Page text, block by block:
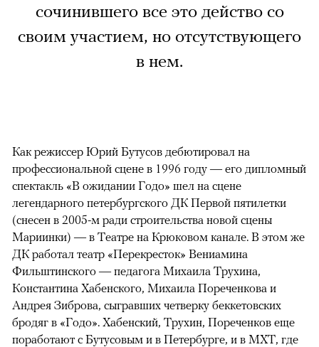
сочинившего все это действо со
своим участием, но отсутствующего
в нем.
Как режиссер Юрий Бутусов дебютировал на
профессиональной сцене в 1996 году — его дипломный
спектакль «В ожидании Годо» шел на сцене
легендарного петербургского ДК Первой пятилетки
(снесен в 2005-м ради строительства новой сцены
Мариинки) — в Театре на Крюковом канале. В этом же
ДК работал театр «Перекресток» Вениамина
Фильштинского — педагога Михаила Трухина,
Константина Хабенского, Михаила Пореченкова и
Андрея Зиброва, сыгравших четверку беккетовских
бродяг в «Годо». Хабенский, Трухин, Пореченков еще
поработают с Бутусовым и в Петербурге, и в МХТ, где